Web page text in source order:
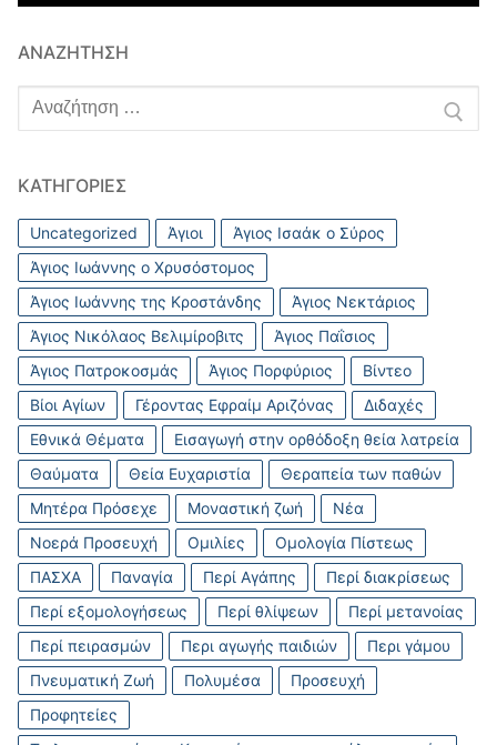
ΑΝΑΖΉΤΗΣΗ
Αναζήτηση
για:
ΚΑΤΗΓΟΡΊΕΣ
Uncategorized Άγιοι
Άγιος Ισαάκ ο Σύρος
Άγιος Ιωάννης ο Χρυσόστομος
Άγιος Ιωάννης της Κροστάνδης
Άγιος Νεκτάριος
Άγιος Νικόλαος Βελιμίροβιτς
Άγιος Παΐσιος
Άγιος Πατροκοσμάς
Άγιος Πορφύριος
Βίντεο
Βίοι Αγίων
Γέροντας Εφραίμ Αριζόνας
Διδαχές
Εθνικά Θέματα
Εισαγωγή στην ορθόδοξη θεία λατρεία
Θαύματα
Θεία Ευχαριστία
Θεραπεία των παθών
Μητέρα Πρόσεχε
Μοναστική ζωή
Νέα
Νοερά Προσευχή
Ομιλίες
Ομολογία Πίστεως
ΠΑΣΧΑ
Παναγία Περί Αγάπης
Περί διακρίσεως
Περί εξομολογήσεως
Περί θλίψεων
Περί μετανοίας
Περί πειρασμών
Περι αγωγής παιδιών
Περι γάμου
Πνευματική Ζωή
Πολυμέσα
Προσευχή
Προφητείες